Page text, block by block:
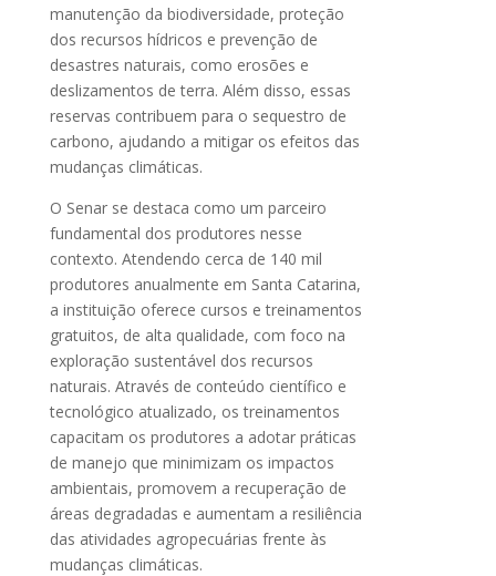
manutenção da biodiversidade, proteção
dos recursos hídricos e prevenção de
desastres naturais, como erosões e
deslizamentos de terra. Além disso, essas
reservas contribuem para o sequestro de
carbono, ajudando a mitigar os efeitos das
mudanças climáticas.
O Senar se destaca como um parceiro
fundamental dos produtores nesse
contexto. Atendendo cerca de 140 mil
produtores anualmente em Santa Catarina,
a instituição oferece cursos e treinamentos
gratuitos, de alta qualidade, com foco na
exploração sustentável dos recursos
naturais. Através de conteúdo científico e
tecnológico atualizado, os treinamentos
capacitam os produtores a adotar práticas
de manejo que minimizam os impactos
ambientais, promovem a recuperação de
áreas degradadas e aumentam a resiliência
das atividades agropecuárias frente às
mudanças climáticas.